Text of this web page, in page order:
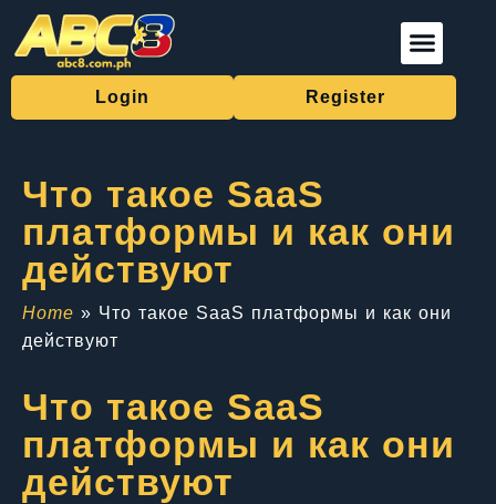
Login Register
Что такое SaaS
платформы и как они
действуют
Home » Что такое SaaS платформы и как они
действуют
Что такое SaaS
платформы и как они
действуют